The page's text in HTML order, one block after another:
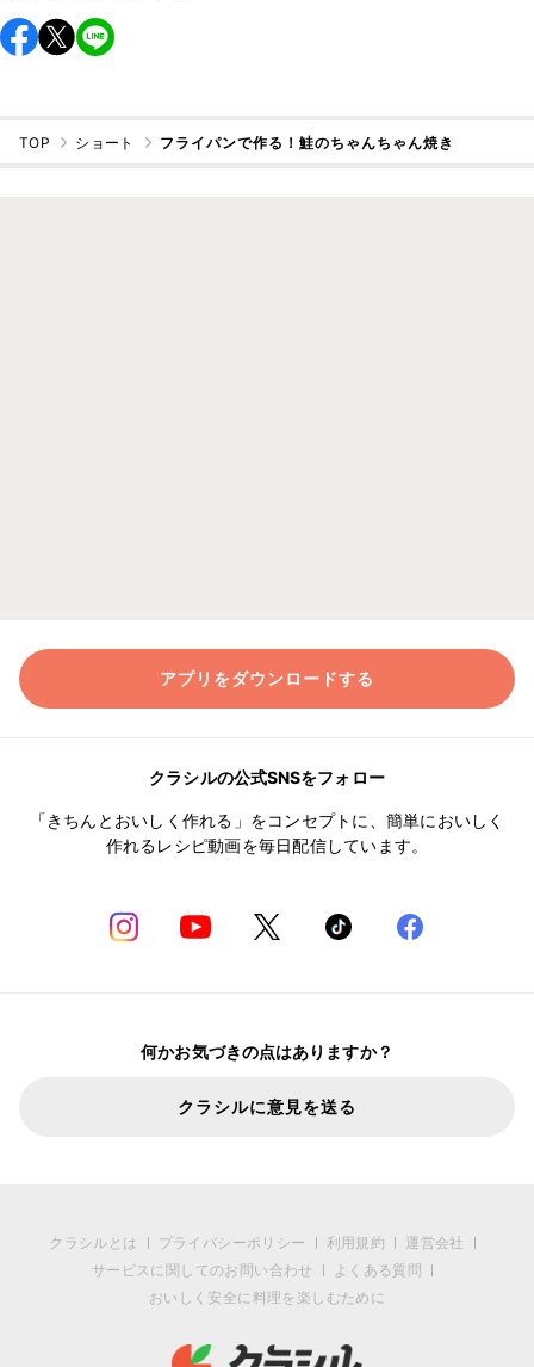
TOP ショート フライパンで作る！鮭のちゃんちゃん焼き
アプリをダウンロードする
クラシルの公式SNSをフォロー
「きちんとおいしく作れる」をコンセプトに、簡単においしく
作れるレシピ動画を毎日配信しています。
何かお気づきの点はありますか？
クラシルに意見を送る
クラシルとは プライバシーポリシー 利用規約
運営会社
サービスに関してのお問い合わせ
よくある質問
おいしく安全に料理を楽しむために